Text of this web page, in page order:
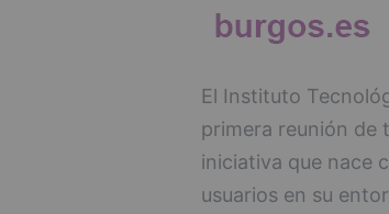
El Instituto
primera reunión de
iniciativa que nace
usuarios en su